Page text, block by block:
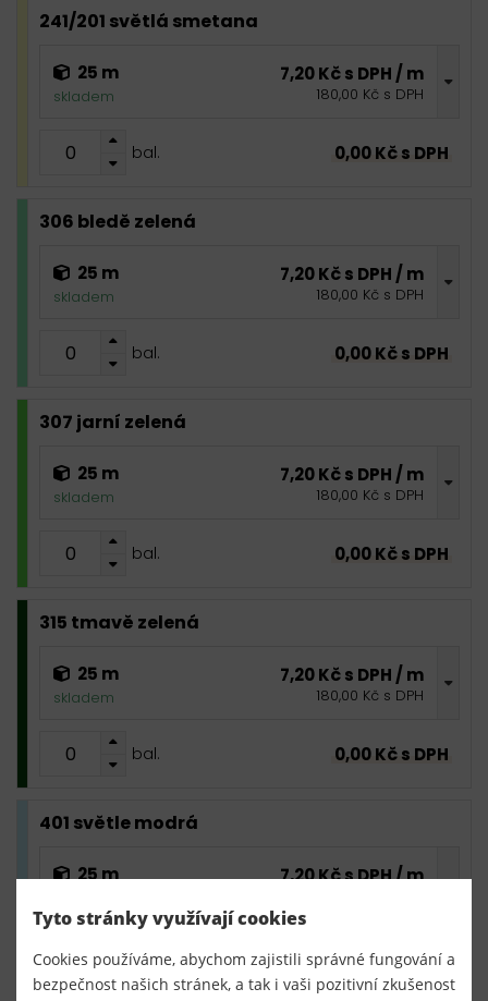
241/201 světlá smetana
25 m
skladem
7,20 Kč s DPH / m
180,00 Kč s DPH
bal. 0,00 Kč s DPH
306 bledě zelená
25 m
skladem
7,20 Kč s DPH / m
180,00 Kč s DPH
bal. 0,00 Kč s DPH
307 jarní zelená
25 m
skladem
7,20 Kč s DPH / m
180,00 Kč s DPH
bal. 0,00 Kč s DPH
315 tmavě zelená
25 m
skladem
7,20 Kč s DPH / m
180,00 Kč s DPH
bal. 0,00 Kč s DPH
401 světle modrá
25 m 7,20 Kč s DPH / m
bal. 0,00 Kč s DPH
Tyto stránky využívají cookies
Cookies používáme, abychom zajistili správné fungování a
bezpečnost našich stránek, a tak i vaši pozitivní zkušenost